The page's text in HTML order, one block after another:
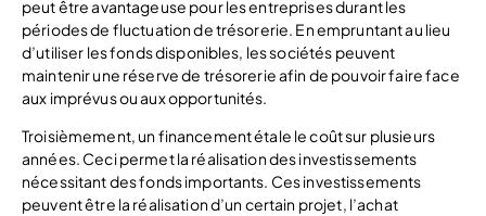
peut être avantageuse pour les entreprises durant les
périodes de fluctuation de trésorerie. En empruntant au lieu
d’utiliser les fonds disponibles, les sociétés peuvent
maintenir une réserve de trésorerie afin de pouvoir faire face
aux imprévus ou aux opportunités.
Troisièmement, un financement étale le coût sur plusieurs
années. Ceci permet la réalisation des investissements
nécessitant des fonds importants. Ces investissements
peuvent être la réalisation d’un certain projet, l’achat